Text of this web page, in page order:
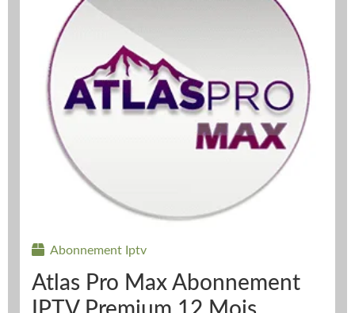
Abonnement Iptv
Atlas Pro Max Abonnement